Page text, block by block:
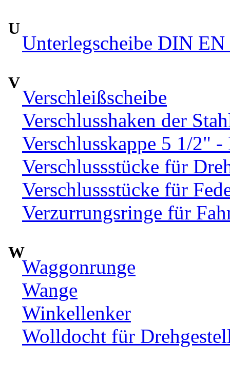
U
Unterlegscheibe DIN
V
Verschleißscheibe
Verschlusshaken der
Verschlusskappe 5 1/2"
Verschlussstücke für
Verschlussstücke für
Verzurrungsringe für
W
Waggonrunge
Wange
Winkellenker
Wolldocht für